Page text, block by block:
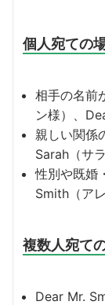
個人宛ての
相手の名前
ン様）、
親しい関係
Sarah（サラ
性別や既婚
Smith（ア
複数人宛て
Dear Mr.